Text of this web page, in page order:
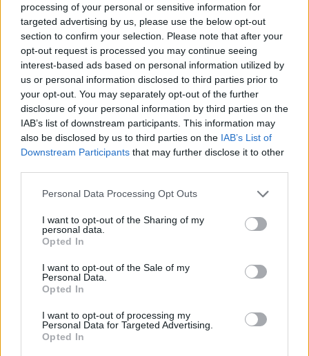
processing of your personal or sensitive information for
targeted advertising by us, please use the below opt-out
section to confirm your selection. Please note that after your
opt-out request is processed you may continue seeing
interest-based ads based on personal information utilized by
us or personal information disclosed to third parties prior to
your opt-out. You may separately opt-out of the further
disclosure of your personal information by third parties on the
IAB’s list of downstream participants. This information may
also be disclosed by us to third parties on the IAB’s List of
Downstream Participants that may further disclose it to other
Please note that this website/app uses one or more Google
not limited to your visit or usage behaviour. You may click to
grant or deny consent to Google and its third-party tags to
use your data for below specified purposes in below Google
consent section.
Personal Data Processing Opt Outs
I want to opt-out of the Sharing of my
personal data.
Opted In
I want to opt-out of the Sale of my
Personal Data.
Opted In
I want to opt-out of processing my
Personal Data for Targeted Advertising.
Opted In
meccanismi di pianificazione sostenibile del
personale e a migliorare il riconoscimento
reciproco delle qualifiche professionali per facilitare
la mobilità regolata e contrastare l’esodo verso
Paesi con condizioni più favorevoli.
Dopo l’approvazione da parte delle commissioni, il
testo sarà portato in plenaria per la votazione
definitiva nelle prossime settimane. Le associazioni
professionali invitano a tradurre le
raccomandazioni in atti legislativi e politiche
concrete affinché l’UE possa dotarsi di una
strategia capace di mantenere l’accesso alle cure
territorio comunitario.
AUTORE